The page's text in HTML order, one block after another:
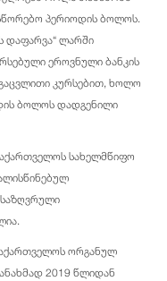
პერიოდის ბოლოს.
დაფარვა“ ლარში
ეროვნული ბანკის
კურსებით, ხოლო
ბოლოს დადგენილი
სახელმწიფო
ორგანულ
2019 წლიდან